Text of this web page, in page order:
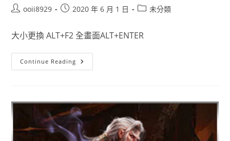
ooii8929 2020 年 6 月 1 日 未分類
大小更換 ALT+F2 全畫面ALT+ENTER
Continue Reading